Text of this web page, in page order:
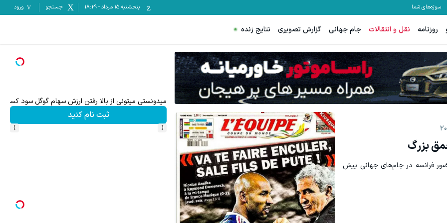
سوژه‌های شما پنجشنبه ۱۵ مرداد -
18:29 جستجو ورود
روزنامه نقل و انتقالات جام جهانی گزارش تصویری نتایج زنده
بزرگ
فرانسه در جام‌های جهانی پیش
ترید EURUSD با اسپرد از صفر پیپ
ثبت نام کنید
معاملات جهانی طلا با اسپرد صفر و تا ۵۰۰ دلار بونوس
ثبت نام کنید
‹
›